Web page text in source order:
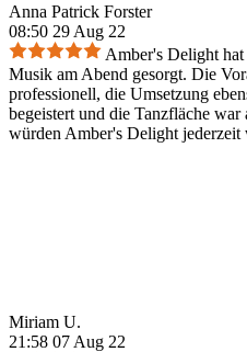
Anna Patrick Forster
08:50 29 Aug 22
Amber's Delight
Musik am Abend gesorgt. Die
professionell, die Umsetzung
begeistert und die Tanzfläche
würden Amber's Delight jederzeit
Miriam U.
21:58 07 Aug 22